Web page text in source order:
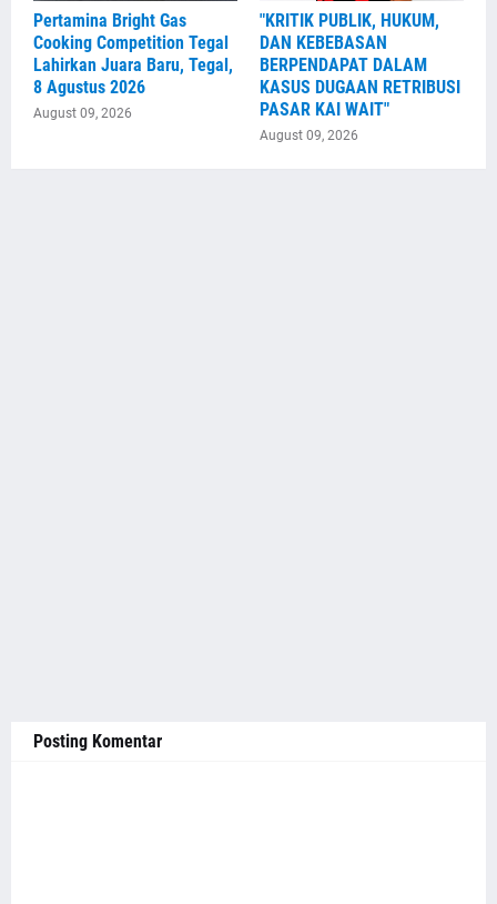
Pertamina Bright Gas
Cooking Competition Tegal
Lahirkan Juara Baru, Tegal,
8 Agustus 2026
August 09, 2026
"KRITIK PUBLIK, HUKUM,
DAN KEBEBASAN
BERPENDAPAT DALAM
KASUS DUGAAN RETRIBUSI
PASAR KAI WAIT"
August 09, 2026
Posting Komentar